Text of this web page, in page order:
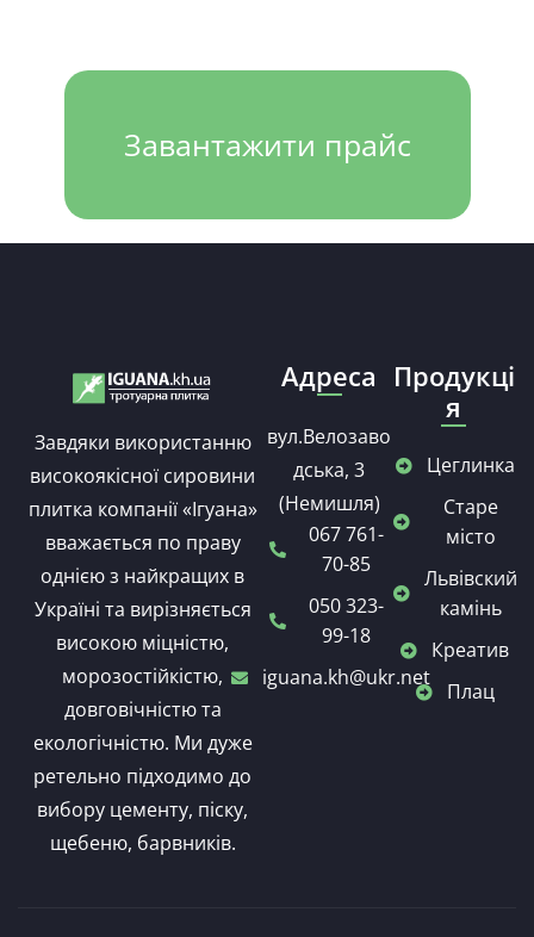
Завантажити прайс
Завдяки використанню
високоякісної сировини
плитка компанії «Ігуана»
вважається по праву
однією з найкращих в
Україні та вирізняється
високою міцністю,
морозостійкістю,
довговічністю та
екологічністю. Ми дуже
ретельно підходимо до
вибору цементу, піску,
щебеню, барвників.
Адреса
вул.Велозаво
дська, 3
(Немишля)
067 761-
70-85
050 323-
99-18
iguana.kh@ukr.net
Продукці
я
Цеглинка
Старе
місто
Львівский
камінь
Креатив
Плац